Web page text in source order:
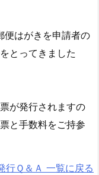
便はがきを申請者の
とってきました
が発行されますの
と手数料をご持参
行Ｑ＆Ａ 一覧に戻る